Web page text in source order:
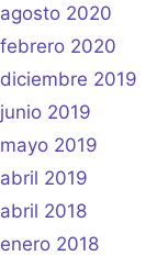
agosto 2020
febrero 2020
diciembre 2019
junio 2019
mayo 2019
abril 2019
abril 2018
enero 2018